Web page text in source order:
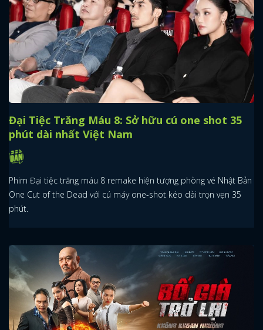
FACEBOOK GOOGLE
Đại Tiệc Trăng Máu 8: Sở hữu cú one shot 35
phút dài nhất Việt Nam
Phim Đại tiệc trăng máu 8 remake hiện tượng phòng vé Nhật Bản
One Cut of the Dead với cú máy one-shot kéo dài trọn vẹn 35
phút.